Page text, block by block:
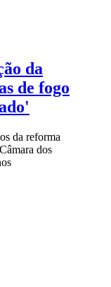
da
de fogo
da reforma
dos